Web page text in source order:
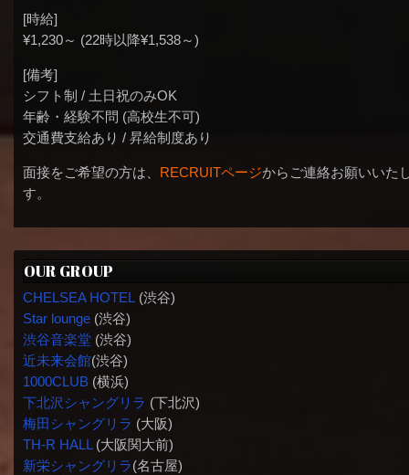
[時給]
¥1,230～ (22時以降¥1,538～)
[備考]
シフト制 / 土日祝のみOK
年齢・経験不問 (高校生不可)
交通費支給あり / 昇給制度あり
面接をご希望の方は、 RECRUITページからご連絡お願いいた
す。
OUR GROUP
CHELSEA HOTEL (渋谷)
Star lounge(渋谷)
渋谷音楽堂(渋谷)
近未来会館(渋谷)
1000CLUB(横浜)
下北沢シャングリラ (下北沢)
梅田シャングリラ (大阪)
TH-R HALL(大阪関大前)
新栄シャングリラ(名古屋)